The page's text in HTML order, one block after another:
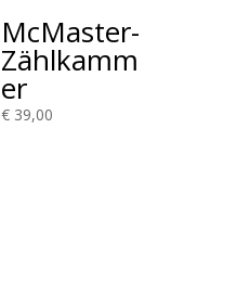
McMaster-
Zählkamm
er
€39,00